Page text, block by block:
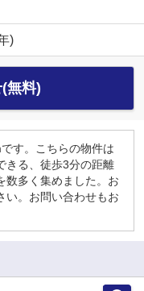
)
無料)
す。こちらの物件は
きる、徒歩3分の距離
数多く集めました。お
い。お問い合わせもお